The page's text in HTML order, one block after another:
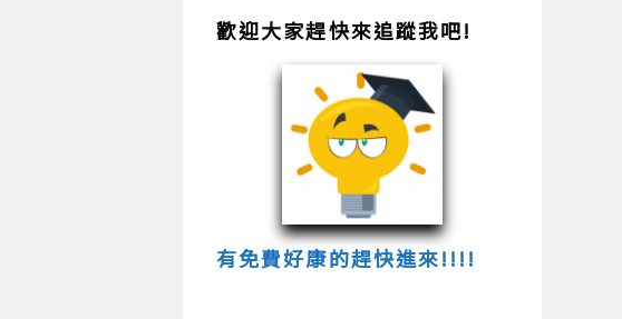
歡迎大家趕快來追蹤我吧!
有免費好康的趕快進來!!!!